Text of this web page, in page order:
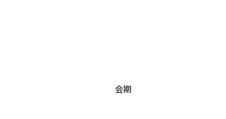
会期